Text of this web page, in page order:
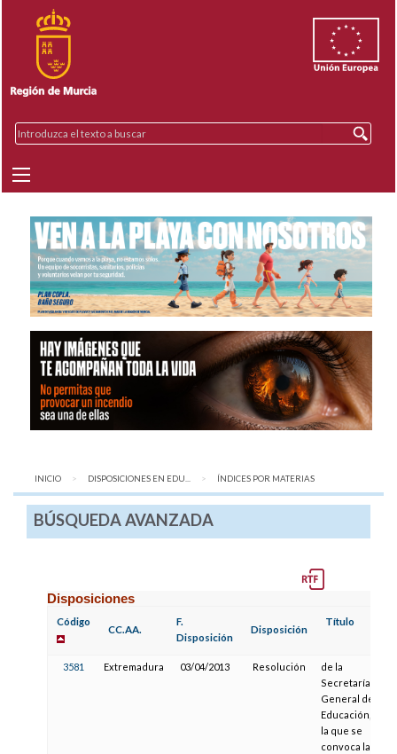
INICIO DISPOSICIONES EN EDU... AQUÍ:
ÍNDICES POR MATERIAS
BÚSQUEDA AVANZADA
Disposiciones
Código
CC.AA.
F.
Disposición
Disposición
Título
3581 Extremadura 03/04/2013 Resolución
de la
Secretaría
General de
Educación, por
la que se
convoca la